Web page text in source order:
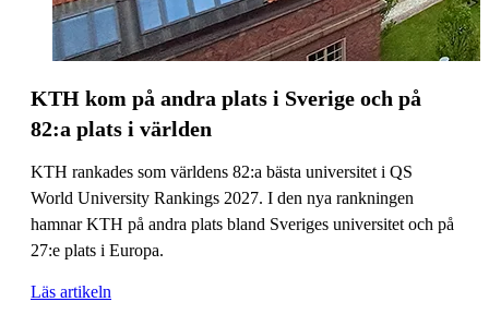
KTH kom på andra plats i Sverige och på
82:a plats i världen
KTH rankades som världens 82:a bästa universitet i QS
World University Rankings 2027. I den nya rankningen
hamnar KTH på andra plats bland Sveriges universitet och på
27:e plats i Europa.
Läs artikeln